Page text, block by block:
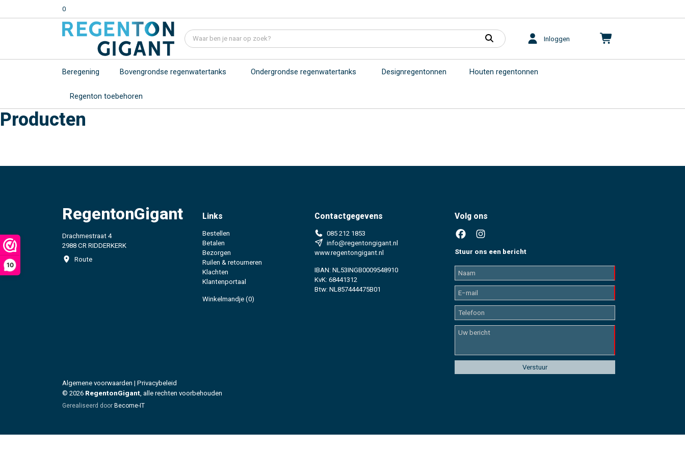
10
0
Inloggen
Beregening Bovengrondse regenwatertanks Ondergrondse regenwatertanks Designregentonnen Houten regentonnen
Regenton toebehoren
Producten
RegentonGigant
Drachmestraat 4
2988 CR RIDDERKERK
Route
Links
Bestellen
Betalen
Bezorgen
Ruilen & retourneren
Klachten
Klantenportaal
Winkelmandje (0)
Contactgegevens
085 212 1853
info@regentongigant.nl
www.regentongigant.nl
IBAN: NL53INGB0009548910
KvK: 68441312
Btw: NL857444475B01
Volg ons
Stuur ons een bericht
Algemene voorwaarden | Privacybeleid
© 2026 RegentonGigant, alle rechten voorbehouden
Gerealiseerd door Become-IT